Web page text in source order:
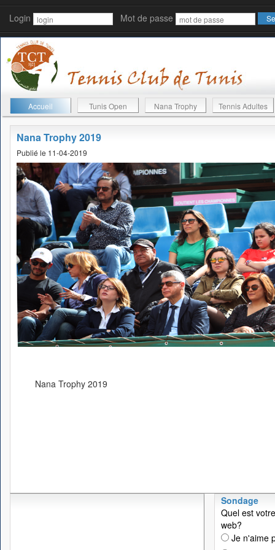
Login Mot de passe
Accueil Tunis Open Nana Trophy Tennis Adultes
Nana Trophy 2019
Publié le 11-04-2019
Nana Trophy 2019
Sondage
Quel est
web?
Je n'aime